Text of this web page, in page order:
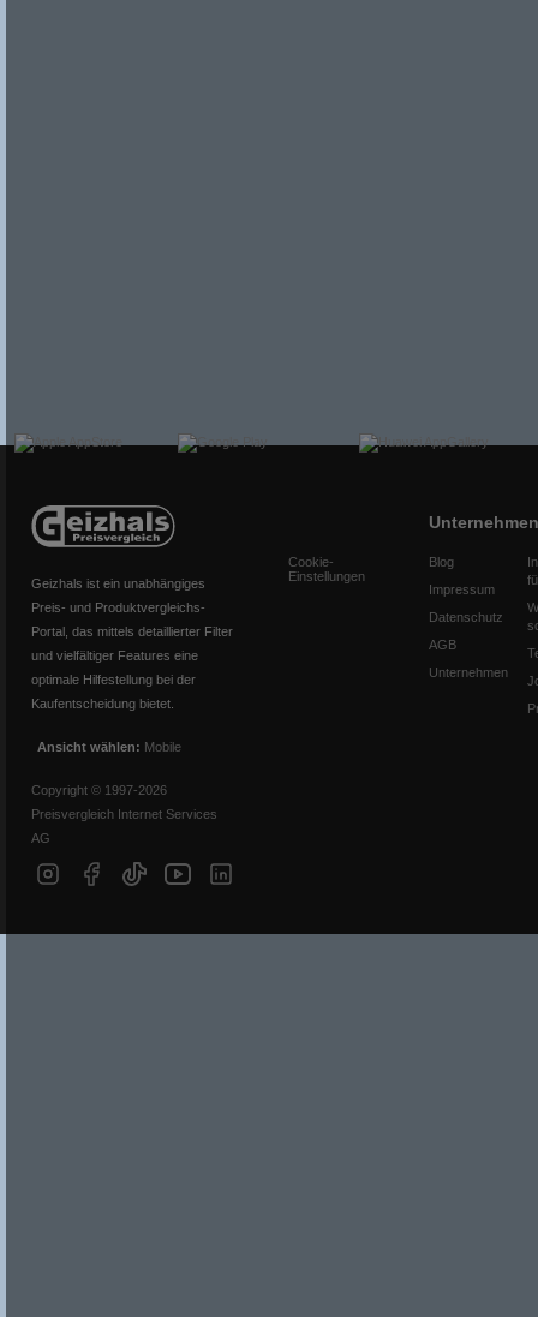
Geizhals ist ein unabhängiges
Preis- und Produktvergleichs-
Portal, das mittels detaillierter Filter
und vielfältiger Features eine
optimale Hilfestellung bei der
Kaufentscheidung bietet.
Ansicht wählen: Mobile
Copyright © 1997-2026
Preisvergleich Internet Services
AG
Cookie-
Einstellungen
Unternehmen
Blog
Impressum
Datenschutz
AGB
Unternehmen